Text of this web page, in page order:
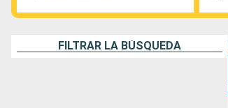
FILTRAR LA BÚSQUEDA